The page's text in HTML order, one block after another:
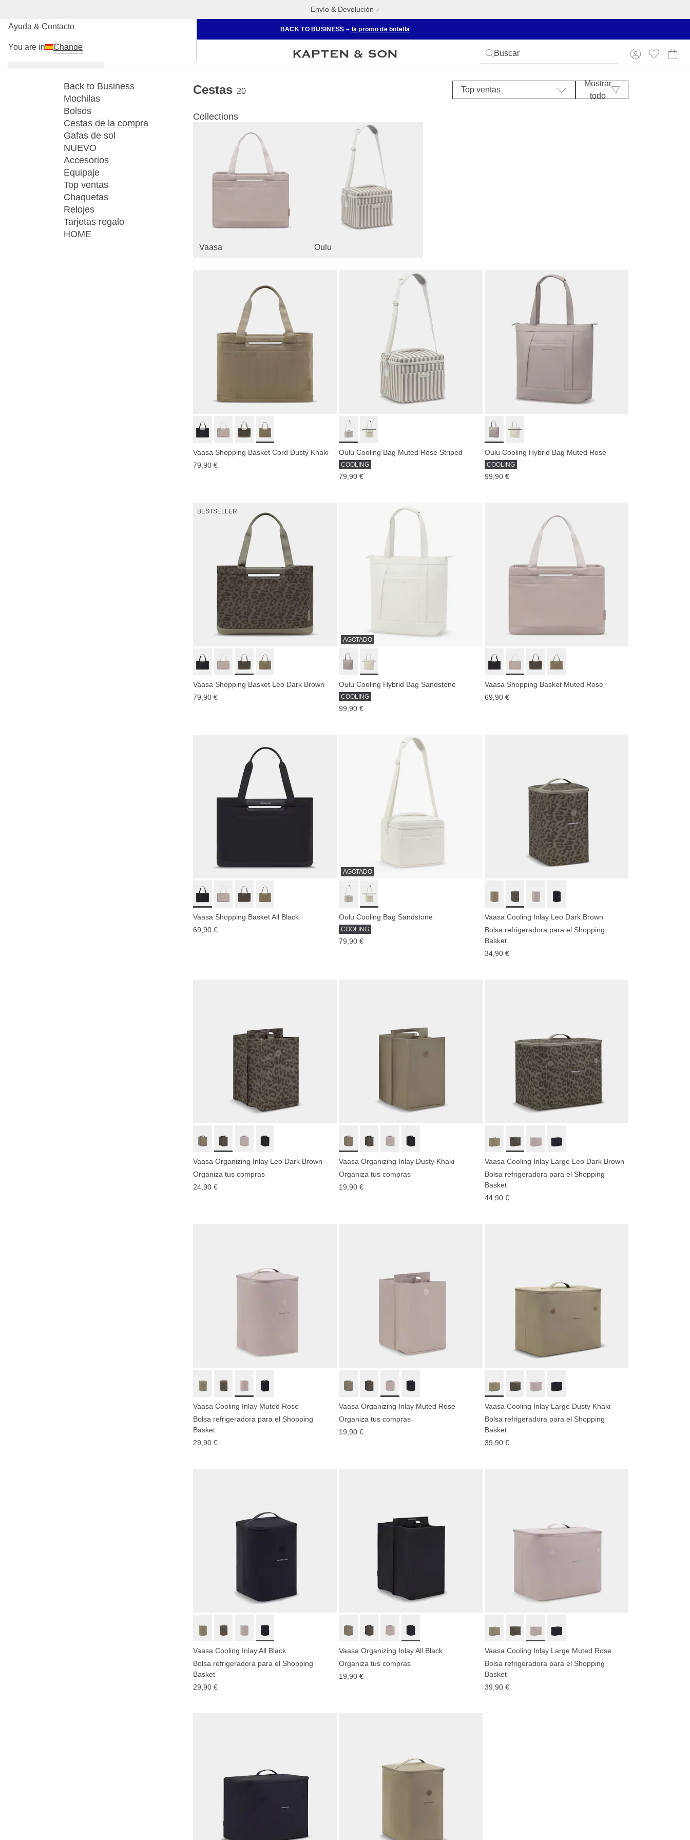
Envío & Devolución
BACK TO BUSINESS – la promo de botella
Hombre Niños
Ayuda & Contacto
You are in Change
Back to Business
Mochilas
Bolsos
Cestas de la compra
Gafas de sol
NUEVO
Accesorios
Equipaje
Top ventas
Chaquetas
Relojes
Tarjetas regalo
HOME
Cestas 20 Top ventas
Mostrar
todo
Collections
Vaasa Oulu
Vaasa Shopping Basket Cord Dusty Khaki
79,90 €
Oulu Cooling Bag Muted Rose Striped
COOLING
79,90 €
Oulu Cooling Hybrid Bag Muted Rose
COOLING
99,90 €
BESTSELLER
Vaasa Shopping Basket Leo Dark Brown
79,90 €
AGOTADO
Oulu Cooling Hybrid Bag Sandstone
COOLING
99,90 €
Vaasa Shopping Basket Muted Rose
69,90 €
Vaasa Shopping Basket All Black
69,90 €
AGOTADO
Oulu Cooling Bag Sandstone
COOLING
79,90 €
Vaasa Cooling Inlay Leo Dark Brown
Bolsa refrigeradora para el Shopping
Basket
34,90 €
Vaasa Organizing Inlay Leo Dark Brown
Organiza tus compras
24,90 €
Vaasa Organizing Inlay Dusty Khaki
Organiza tus compras
19,90 €
Vaasa Cooling Inlay Large Leo Dark Brown
Bolsa refrigeradora para el Shopping
Basket
44,90 €
Vaasa Cooling Inlay Muted Rose
Bolsa refrigeradora para el Shopping
Basket
29,90 €
Vaasa Organizing Inlay Muted Rose
Organiza tus compras
19,90 €
Vaasa Cooling Inlay Large Dusty Khaki
Bolsa refrigeradora para el Shopping
Basket
39,90 €
Vaasa Cooling Inlay All Black
Bolsa refrigeradora para el Shopping
Basket
29,90 €
Vaasa Organizing Inlay All Black
Organiza tus compras
19,90 €
Vaasa Cooling Inlay Large Muted Rose
Bolsa refrigeradora para el Shopping
Basket
39,90 €